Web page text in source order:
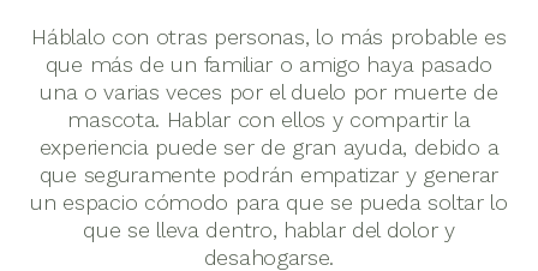
Háblalo con otras personas, lo más probable es
que más de un familiar o amigo haya pasado
una o varias veces por el duelo por muerte de
mascota. Hablar con ellos y compartir la
experiencia puede ser de gran ayuda, debido a
que seguramente podrán empatizar y generar
un espacio cómodo para que se pueda soltar lo
que se lleva dentro, hablar del dolor y
desahogarse.